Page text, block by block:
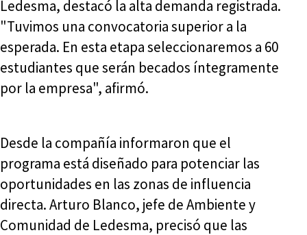
Ledesma, destacó la alta demanda registrada.
"Tuvimos una convocatoria superior a la
esperada. En esta etapa seleccionaremos a 60
estudiantes que serán becados íntegramente
por la empresa", afirmó.
Desde la compañía informaron que el
programa está diseñado para potenciar las
oportunidades en las zonas de influencia
directa. Arturo Blanco, jefe de Ambiente y
Comunidad de Ledesma, precisó que las